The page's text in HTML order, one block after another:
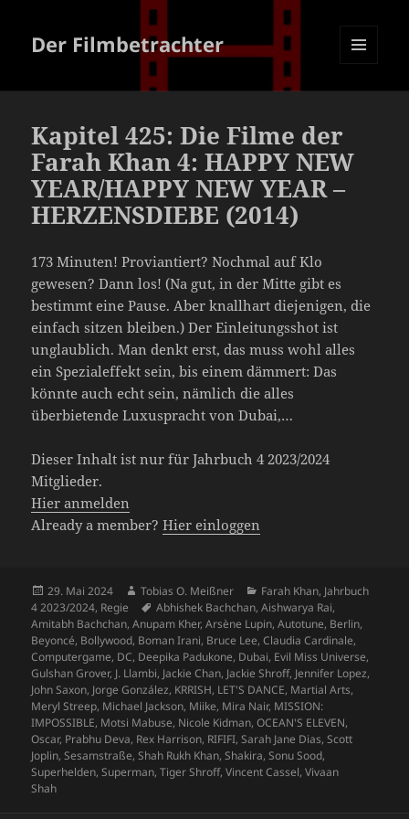
Der Filmbetrachter
Kapitel 425: Die Filme der
Farah Khan 4: HAPPY NEW
YEAR/HAPPY NEW YEAR –
HERZENSDIEBE (2014)
173 Minuten! Proviantiert? Nochmal auf Klo
gewesen? Dann los! (Na gut, in der Mitte gibt es
bestimmt eine Pause. Aber knallhart diejenigen, die
einfach sitzen bleiben.) Der Einleitungsshot ist
unglaublich. Man denkt erst, das muss wohl alles
ein Spezialeffekt sein, bis einem dämmert: Das
könnte auch echt sein, nämlich die alles
überbietende Luxuspracht von Dubai,…
Dieser Inhalt ist nur für Jahrbuch 4 2023/2024
Mitglieder.
Hier anmelden
Already a member?Hier einloggen
Veröffentlicht
am
29. Mai 2024 Autor
Tobias O. Meißner Kategorien
Farah Khan, Jahrbuch
4 2023/2024, Regie Schlagwörter
Abhishek Bachchan,Aishwarya Rai,
Amitabh Bachchan,Anupam Kher,Arsène Lupin,Autotune, Berlin,
Beyoncé, Bollywood, Boman Irani, Bruce Lee,Claudia Cardinale,
Computergame, DC, Deepika Padukone, Dubai, Evil Miss Universe,
Gulshan Grover, J. Llambi, Jackie Chan, Jackie Shroff, Jennifer Lopez,
John Saxon, Jorge González, KRRISH, LET'S DANCE, Martial Arts,
Meryl Streep, Michael Jackson, Miike, Mira Nair, MISSION:
IMPOSSIBLE, Motsi Mabuse, Nicole Kidman,OCEAN'S ELEVEN,
Oscar, Prabhu Deva, Rex Harrison, RIFIFI,Sarah Jane Dias,Scott
Joplin,Sesamstraße,Shah Rukh Khan,Shakira,Sonu Sood,
Superhelden,Superman,Tiger Shroff,Vincent Cassel,Vivaan
Shah